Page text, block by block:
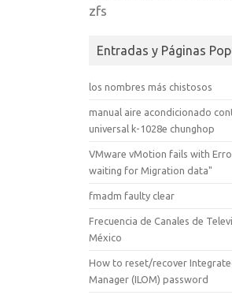
zfs
Entradas y Páginas
los nombres más chistosos
manual aire acondicionado
universal k-1028e chunghop
VMware vMotion fails with
waiting for Migration data"
fmadm faulty clear
Frecuencia de Canales de
México
How to reset/recover
Manager (ILOM) password